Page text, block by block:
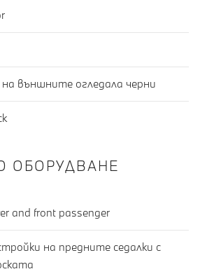
на външните огледала черни
ОБОРУДВАНЕ
and front passenger
на предните седалки с